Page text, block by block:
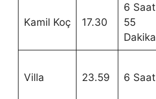
Kamil Koç 17.30
6 Saat
55
Dakika
Villa 23.59 6 Saat